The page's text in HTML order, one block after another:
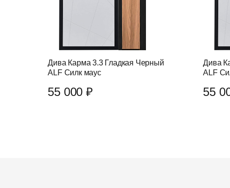
Дива Карма 3.3 Гладкая Черный
ALF Силк маус
55 000 ₽
Дива
ALF
55